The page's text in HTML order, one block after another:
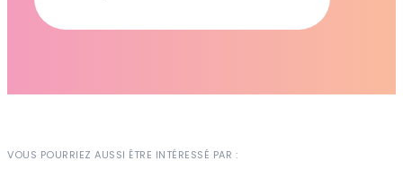
VOUS POURRIEZ AUSSI ÊTRE INTÉRESSÉ PAR :